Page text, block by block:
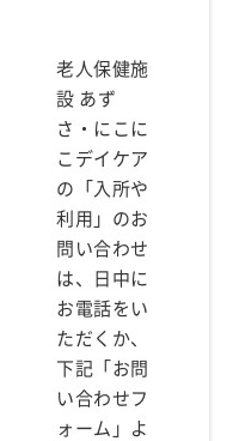
老人保健施
設 あず
さ・にこに
こデイケア
の「入所や
利用」のお
問い合わせ
は、日中に
お電話をい
ただくか、
下記「お問
い合わせフ
ォーム」よ